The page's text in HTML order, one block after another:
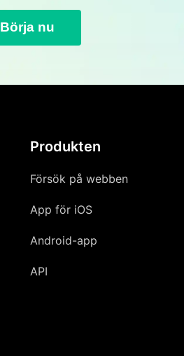
Börja nu
Produkten
Försök på webben
App för iOS
Android-app
API